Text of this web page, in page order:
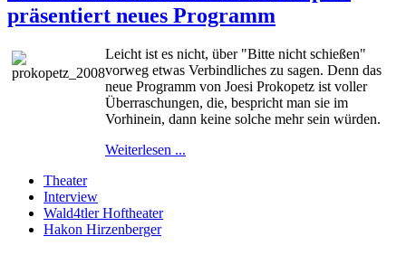
präsentiert neues Programm
Leicht ist es nicht, über "Bitte nicht schießen"
vorweg etwas Verbindliches zu sagen. Denn das
neue Programm von Joesi Prokopetz ist voller
Überraschungen, die, bespricht man sie im
Vorhinein, dann keine solche mehr sein würden.
Weiterlesen ...
Theater
Interview
Wald4tler Hoftheater
Hakon Hirzenberger